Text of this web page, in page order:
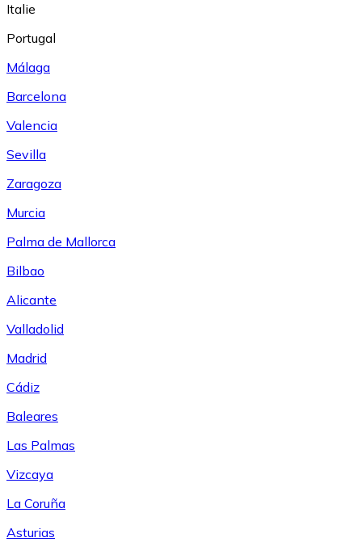
Italie
Portugal
Málaga
Barcelona
Valencia
Sevilla
Zaragoza
Murcia
Palma de Mallorca
Bilbao
Alicante
Valladolid
Madrid
Cádiz
Baleares
Las Palmas
Vizcaya
La Coruña
Asturias